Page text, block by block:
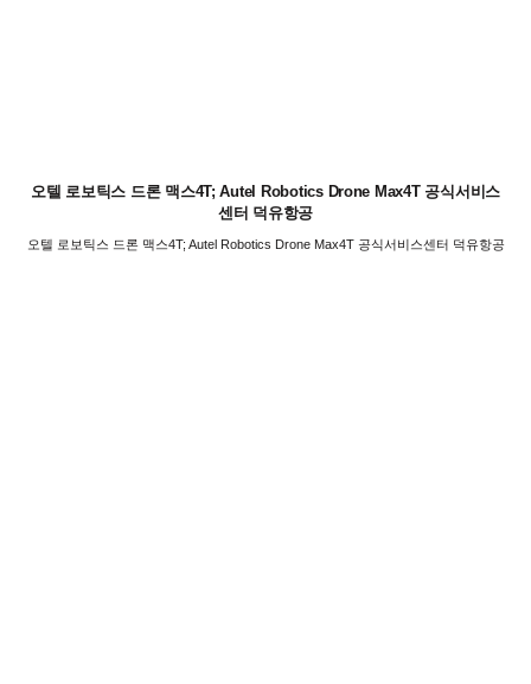
오텔 로보틱스 드론 맥스4T; Autel Robotics Drone Max4T 공식서비스
센터 덕유항공
오텔 로보틱스 드론 맥스4T; Autel Robotics Drone Max4T 공식서비스센터 덕유항공